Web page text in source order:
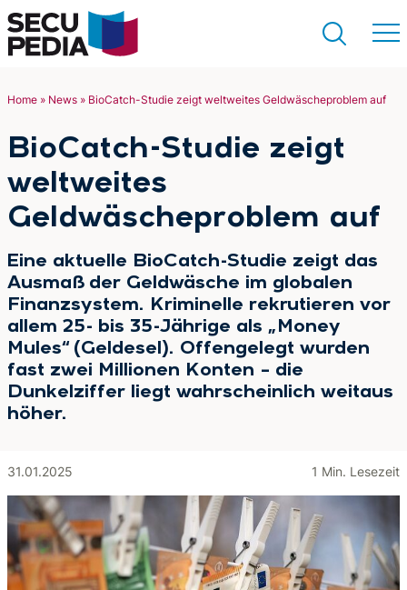
Suchen
Home » News » BioCatch-Studie zeigt weltweites Geldwäscheproblem auf
BioCatch-Studie zeigt
weltweites
Geldwäscheproblem auf
Eine aktuelle BioCatch-Studie zeigt das
Ausmaß der Geldwäsche im globalen
Finanzsystem. Kriminelle rekrutieren vor
allem 25- bis 35-Jährige als „Money
Mules“ (Geldesel). Offengelegt wurden
fast zwei Millionen Konten – die
Dunkelziffer liegt wahrscheinlich weitaus
höher.
31.01.2025 1 Min. Lesezeit